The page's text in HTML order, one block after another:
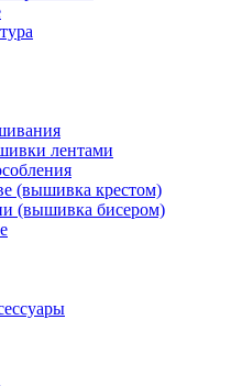
лентами
(вышивка крестом)
(вышивка бисером)